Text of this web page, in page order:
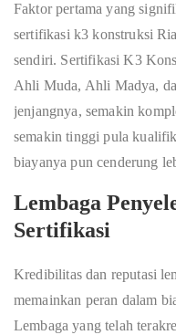
Faktor pertama yang
sertifikasi k3 konstruksi
sendiri. Sertifikasi K3
Ahli Muda, Ahli Madya,
jenjangnya, semakin
semakin tinggi pula
biayanya pun cenderung
Lembaga
Sertifikasi
Kredibilitas dan reputasi
memainkan peran dalam
Lembaga yang telah